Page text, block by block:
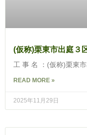
(仮称)栗東市出庭３
工 事 名 ：(仮称)栗東
READ MORE »
2025年11月29日